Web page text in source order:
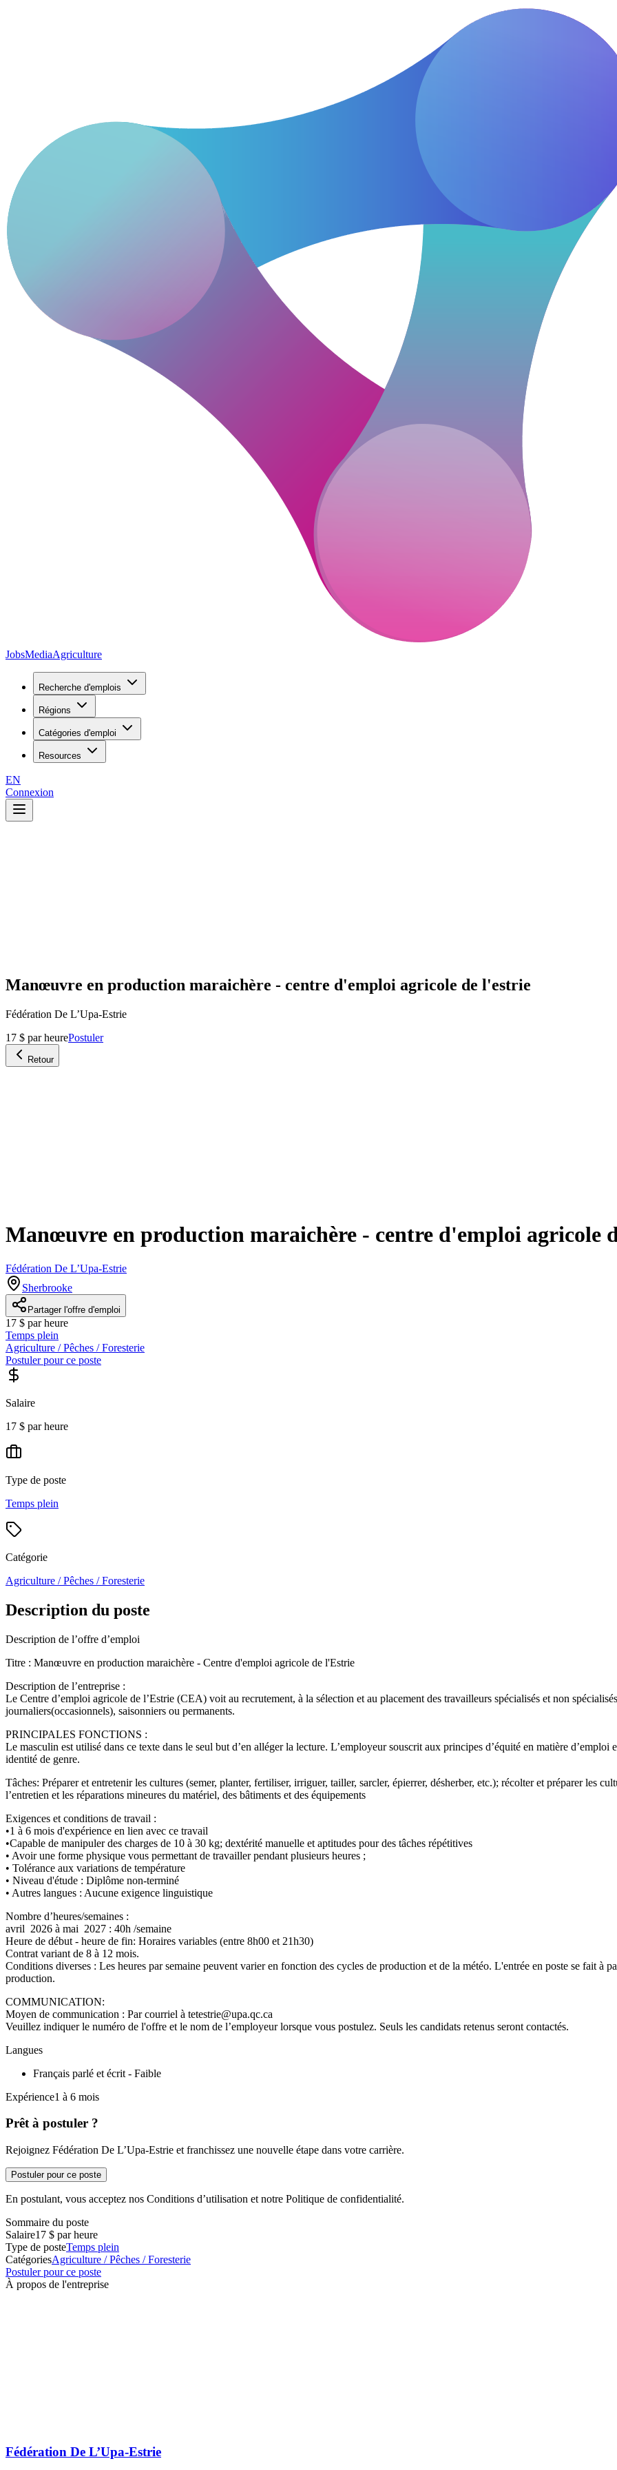
JobsMediaAgriculture
Recherche d'emplois
Régions
Catégories d'emploi
Resources
EN
Connexion
Manœuvre en production maraichère - centre d'emploi agricole de l'estrie
Fédération De L’Upa-Estrie
17 $ par heurePostuler
Retour
Manœuvre en production maraichère - centre d'emploi agricole
Fédération De L’Upa-Estrie
Sherbrooke
Partager l'offre d'emploi
17 $ par heure
Temps plein
Agriculture / Pêches / Foresterie
Postuler pour ce poste
Salaire
17 $ par heure
Type de poste
Temps plein
Catégorie
Agriculture / Pêches / Foresterie
Description du poste
Description de l’offre d’emploi
Titre : Manœuvre en production maraichère - Centre d'emploi agricole de l'Estrie
Description de l’entreprise :
Le Centre d’emploi agricole de l’Estrie (CEA) voit au recrutement, à la sélection et au placement des travailleurs spécialisés et non
journaliers(occasionnels), saisonniers ou permanents.
PRINCIPALES FONCTIONS :
Le masculin est utilisé dans ce texte dans le seul but d’en alléger la lecture. L’employeur souscrit aux principes d’équité en matière
identité de genre.
Tâches: Préparer et entretenir les cultures (semer, planter, fertiliser, irriguer, tailler, sarcler, épierrer, désherber, etc.); récolter et préparer les
l’entretien et les réparations mineures du matériel, des bâtiments et des équipements
Exigences et conditions de travail :
•1 à 6 mois d'expérience en lien avec ce travail
•Capable de manipuler des charges de 10 à 30 kg; dextérité manuelle et aptitudes pour des tâches répétitives
• Avoir une forme physique vous permettant de travailler pendant plusieurs heures ;
• Tolérance aux variations de température
• Niveau d'étude : Diplôme non-terminé
• Autres langues : Aucune exigence linguistique
Nombre d’heures/semaines :
avril 2026 à mai 2027 : 40h /semaine
Heure de début - heure de fin: Horaires variables (entre 8h00 et 21h30)
Contrat variant de 8 à 12 mois.
Conditions diverses : Les heures par semaine peuvent varier en fonction des cycles de production et de la météo. L'entrée en poste se fait à
COMMUNICATION:
Moyen de communication : Par courriel à tetestrie@upa.qc.ca
Veuillez indiquer le numéro de l'offre et le nom de l’employeur lorsque vous postulez. Seuls les candidats retenus seront contactés.
Langues
Français parlé et écrit - Faible
Expérience1 à 6 mois
Prêt à postuler ?
Rejoignez Fédération De L’Upa-Estrie et franchissez une nouvelle étape dans votre carrière.
Postuler pour ce poste
En postulant, vous acceptez nos Conditions d’utilisation et notre Politique de confidentialité.
Sommaire du poste
Salaire17 $ par heure
Type de posteTemps plein
CatégoriesAgriculture / Pêches / Foresterie
Postuler pour ce poste
À propos de l'entreprise
Fédération De L’Upa-Estrie